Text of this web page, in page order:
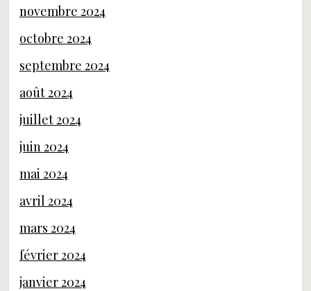
novembre 2024
octobre 2024
septembre 2024
août 2024
juillet 2024
juin 2024
mai 2024
avril 2024
mars 2024
février 2024
janvier 2024